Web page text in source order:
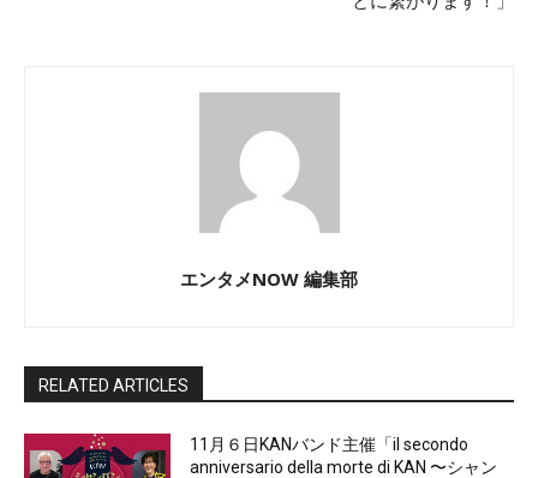
エンタメNOW 編集部
RELATED ARTICLES
11月６日KANバンド主催「il secondo
anniversario della morte di KAN 〜シャン